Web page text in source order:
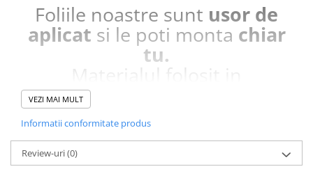
Foliile noastre sunt usor de
aplicat si le poti monta chiar
tu.
Materialul folosit in
producerea foliilor
sticla pe care o stim cu totii, ci
esteNano Glassflexibil.
Acesta NU SE
VEZI MAI MULT
Informatii conformitate produs
Review-uri(0)